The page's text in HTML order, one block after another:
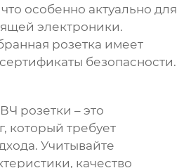
особенно актуально для
электроники.
розетка имеет
безопасности.
розетки – это
который требует
Учитывайте
качество